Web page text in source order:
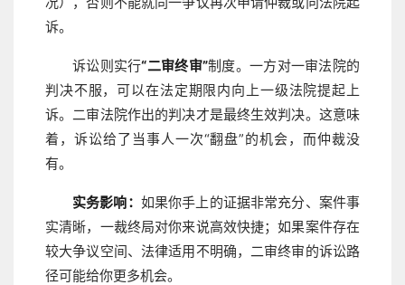
诉。
诉讼则实行“二审终审”制度。一方对一审法院的
判决不服，可以在法定期限内向上一级法院提起上
诉。二审法院作出的判决才是最终生效判决。这意味
着，诉讼给了当事人一次“翻盘”的机会，而仲裁没
有。
实务影响： 如果你手上的证据非常充分、案件事
实清晰，一裁终局对你来说高效快捷；如果案件存在
较大争议空间、法律适用不明确，二审终审的诉讼路
径可能给你更多机会。